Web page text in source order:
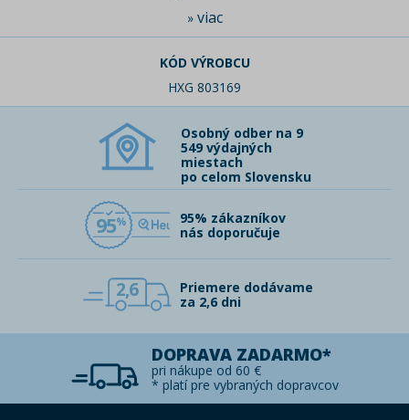
» viac
KÓD VÝROBCU
HXG 803169
Osobný odber na 9
549 výdajných
miestach
po celom Slovensku
95
95% zákazníkov
nás doporučuje
2,6
Priemere dodávame
za 2,6 dni
DOPRAVA ZADARMO*
pri nákupe od 60 €
* platí pre vybraných dopravcov